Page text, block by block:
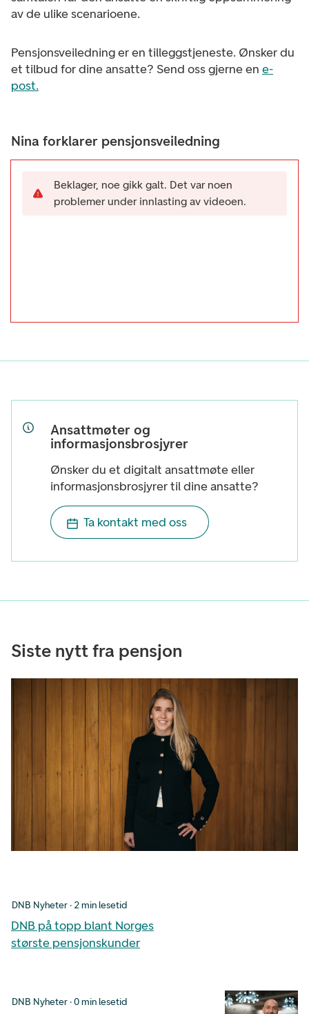
av de ulike scenarioene.
Pensjonsveiledning er en tilleggstjeneste. Ønsker du
et tilbud for dine ansatte? Send oss gjerne en e-
post.
Nina forklarer pensjonsveiledning
Beklager, noe gikk galt. Det var noen
problemer under innlasting av videoen.
Ansattmøter og
informasjonsbrosjyrer
Ønsker du et digitalt ansattmøte eller
informasjonsbrosjyrer til dine ansatte?
Ta kontakt med oss
Siste nytt fra pensjon
DNB Nyheter · 2 min lesetid
DNB på topp blant Norges
største pensjonskunder
DNB Nyheter · 0 min lesetid